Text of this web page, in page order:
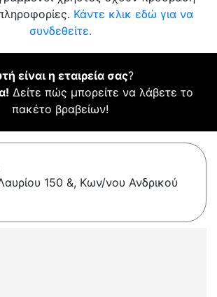
Κάντε κλικ εδώ για να
συνδεθείτε.
είναι η εταιρεία σας?
Δείτε πώς μπορείτε να λάβετε το
πακέτο βραβείων!
150 &, Κων/νου Ανδρικού